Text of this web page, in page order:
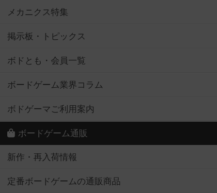
メカニクス特集
掲示板・トピックス
ボドとも・会員一覧
ボードゲーム業界コラム
ボドゲーマご利用案内
ボードゲーム通販
新作・再入荷情報
定番ボードゲームの通販商品